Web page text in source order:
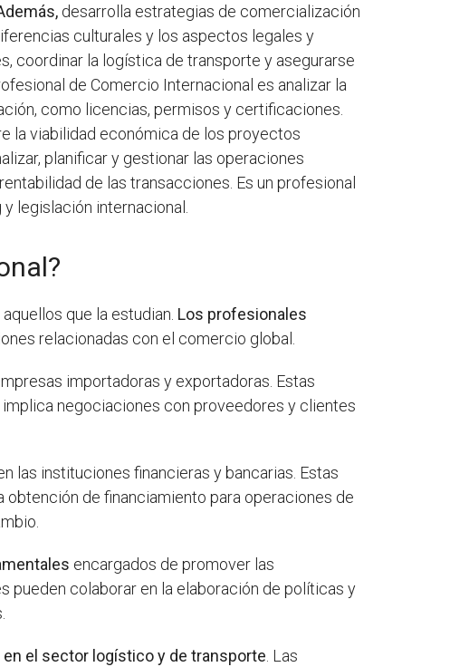
desarrolla estrategias de comercialización
culturales y los aspectos legales y
coordinar la logística de transporte y asegurarse
de Comercio Internacional es analizar la
como licencias, permisos y certificaciones.
la viabilidad económica de los proyectos
planificar y gestionar las operaciones
de las transacciones. Es un profesional
legislación internacional.
que la estudian. Los profesionales
relacionadas con el comercio global.
importadoras y exportadoras. Estas
negociaciones con proveedores y clientes
las instituciones financieras y bancarias. Estas
de financiamiento para operaciones de
encargados de promover las
pueden colaborar en la elaboración de políticas y
el sector logístico y de transporte . Las